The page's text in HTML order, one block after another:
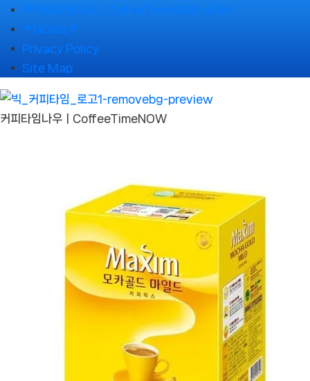
Skip
to
content
🌹커피타임나우ㅣCoffeeTimeNOW 소개🌹
🌹NOWs🌹
Privacy Policy
Site Map
커피타임나우ㅣCoffeeTimeNOW